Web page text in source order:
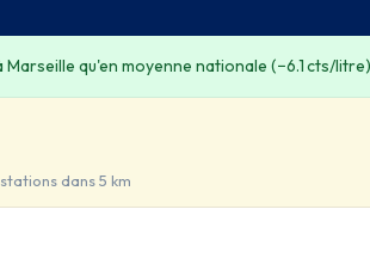
Marseille qu'en moyenne nationale (−6.1 cts/
stations dans 5 km